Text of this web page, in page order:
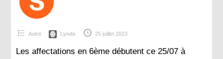
Autre Lynda 25 juillet 2023
Les affectations en 6ème débutent ce 25/07 à